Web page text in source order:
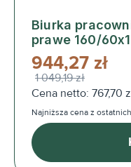
Biurka
prawe 160/
944,27 zł
1 049,19 zł
Cena netto: 767,70
Najniższa cena z